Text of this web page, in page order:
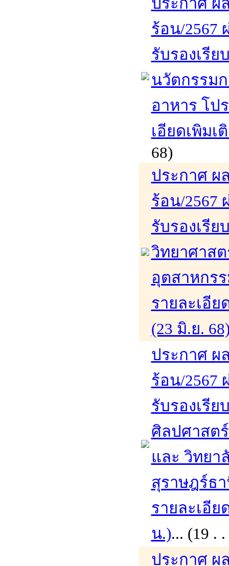
ร้อน/2567
รับรองเรี
นวัตกรรม
อาหาร โป
เอียดเพิมเ
68)
ประกาศ ผ
ร้อน/2567
รับรองเรี
วิทยาศาส
อุตสาหกร
รายละเอีย
(23 มิ.ย.
ประกาศ ผ
ร้อน/2567
รับรองเรี
ศิลปศาสต
และ วิทยา
สุราษฎร์ธ
รายละเอีย
น.)... (19
ประกาศ ผ